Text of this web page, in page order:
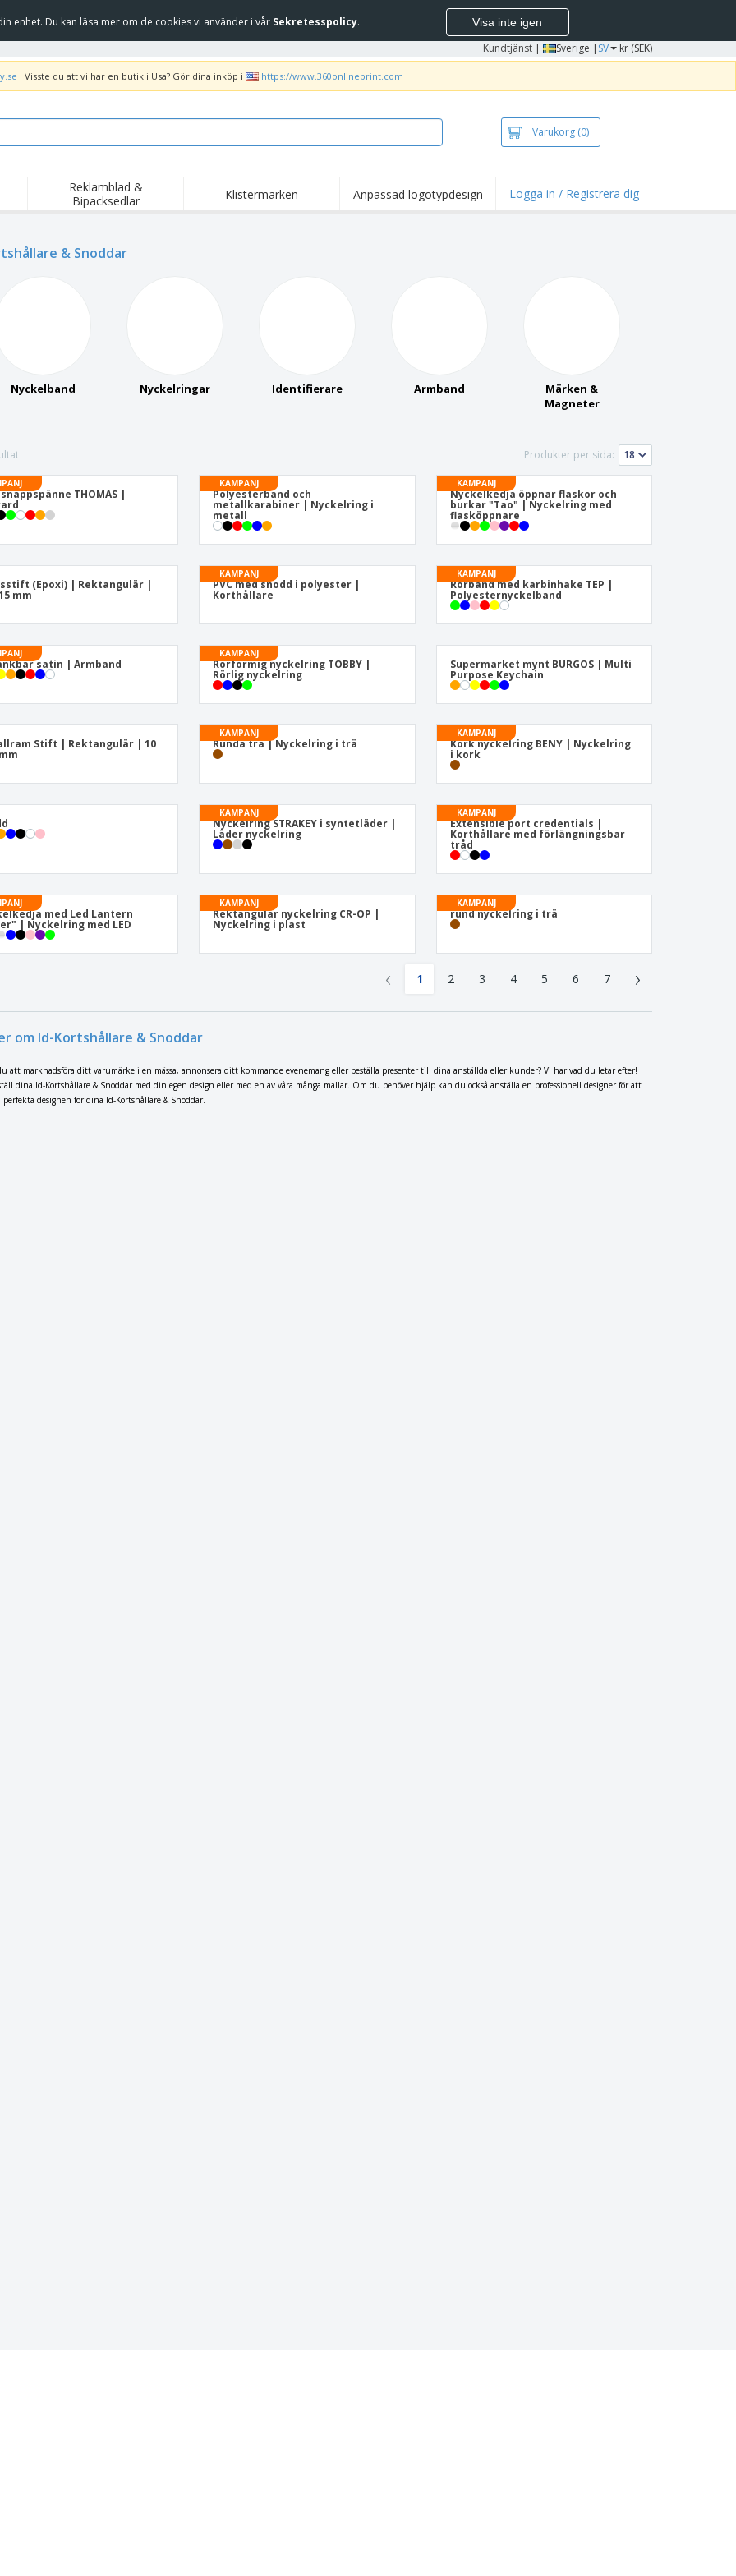
enhet. Du kan läsa mer om de cookies vi använder i vår Sekretesspolicy. Visa inte igen
Kundtjänst | Sverige | SV kr (SEK)
. Visste du att vi har en butik i Usa? Gör dina inköp i https://www.360onlineprint.com
Varukorg (0)
Reklamblad &
Bipacksedlar
Klistermärken Anpassad logotypdesign Logga in / Registrera dig
& Snoddar
Nyckelband Nyckelringar Identifierare Armband
Märken &
Magneter
Produkter per sida:
THOMAS |
KAMPANJ
Polyesterband och
metallkarabiner | Nyckelring i
metall
KAMPANJ
Nyckelkedja öppnar flaskor och
burkar "Tao" | Nyckelring med
flasköppnare
(Epoxi) | Rektangulär |
mm
KAMPANJ
PVC med snodd i polyester |
Korthållare
KAMPANJ
Rörband med karbinhake TEP |
Polyesternyckelband
satin | Armband
KAMPANJ
Rörformig nyckelring TOBBY |
Rörlig nyckelring
Supermarket mynt BURGOS | Multi
Purpose Keychain
Stift | Rektangulär | 10
KAMPANJ
Runda trä | Nyckelring i trä
KAMPANJ
Kork nyckelring BENY | Nyckelring
i kork
KAMPANJ
Nyckelring STRAKEY i syntetläder |
Läder nyckelring
KAMPANJ
Extensible port credentials |
Korthållare med förlängningsbar
tråd
med Led Lantern
| Nyckelring med LED
KAMPANJ
Rektangulär nyckelring CR-OP |
Nyckelring i plast
KAMPANJ
rund nyckelring i trä
‹ 1 2 3 4 5 6 7 ›
om Id-Kortshållare & Snoddar
att marknadsföra ditt varumärke i en mässa, annonsera ditt kommande evenemang eller beställa presenter till dina anställda eller kunder? Vi har vad du letar efter!
dina Id-Kortshållare & Snoddar med din egen design eller med en av våra många mallar. Om du behöver hjälp kan du också anställa en professionell designer för att
perfekta designen för dina Id-Kortshållare & Snoddar.